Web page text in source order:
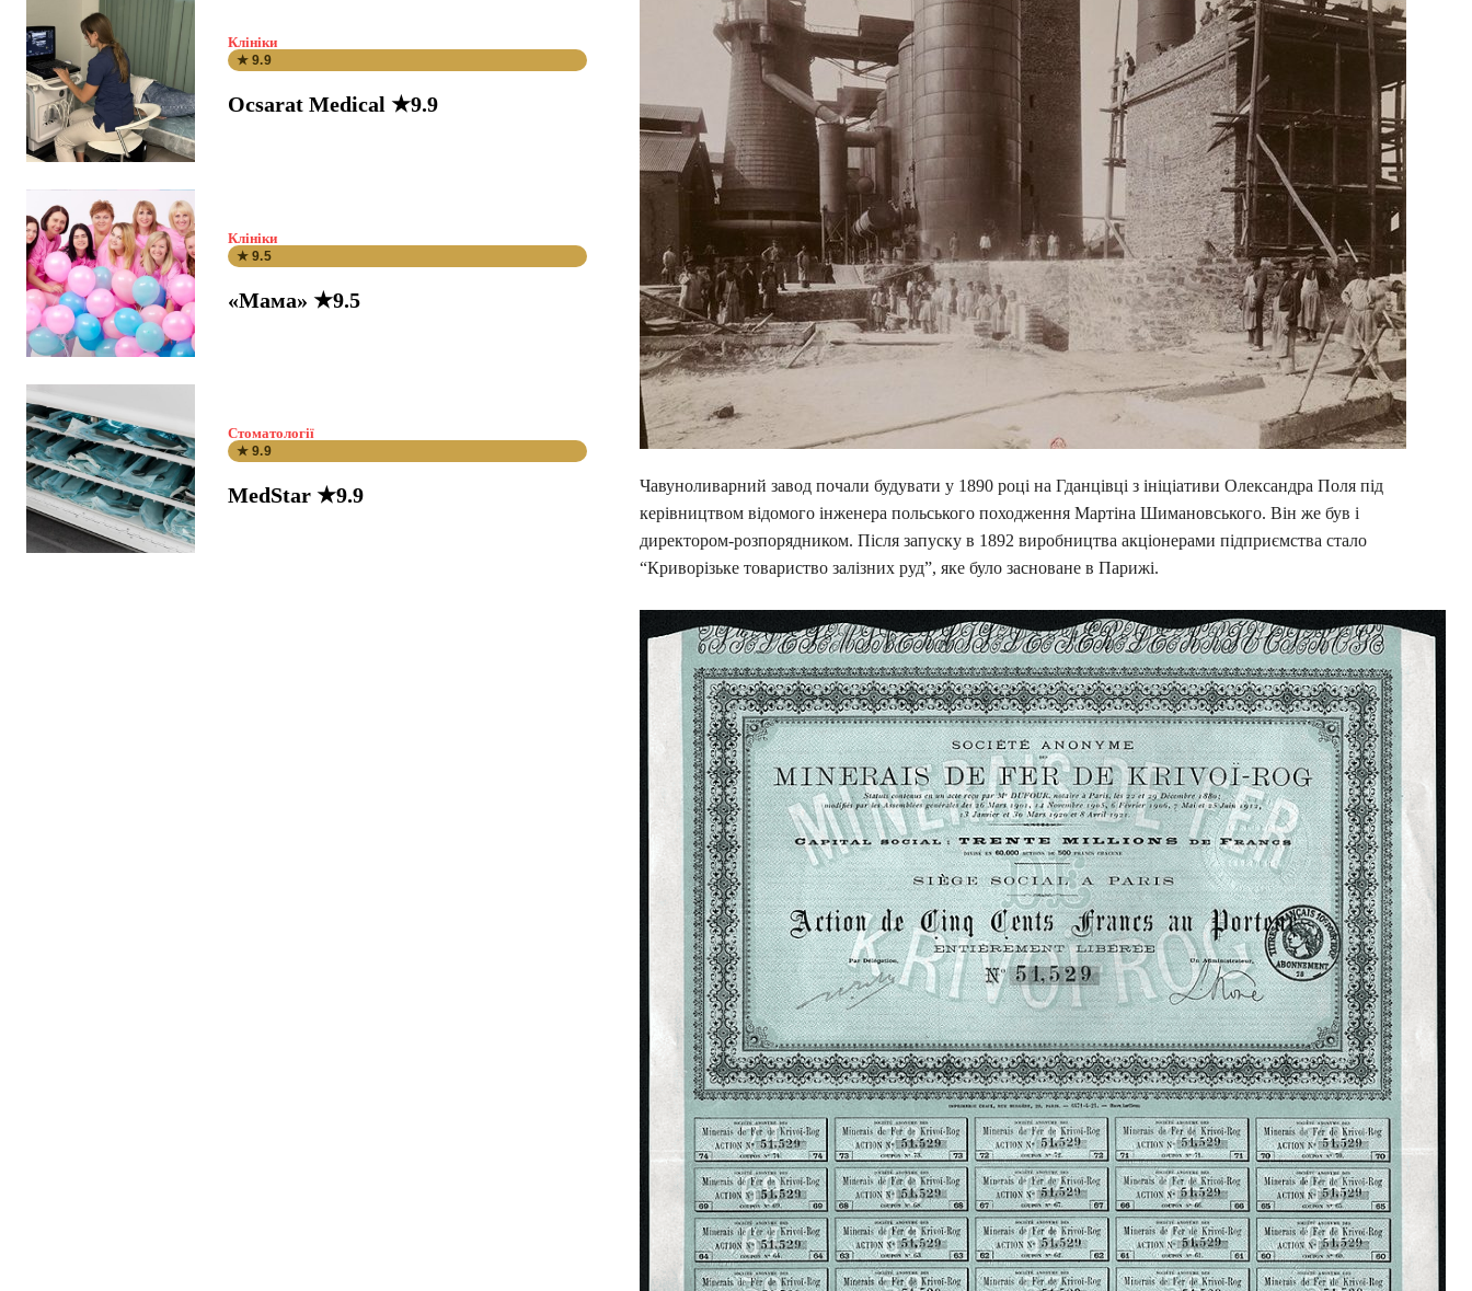
Клініки
★ 9.9
Ocsarat Medical ★9.9
Клініки
★ 9.5
«Мама» ★9.5
Стоматології
★ 9.9
MedStar ★9.9
Чавуноливарний завод почали будувати у 1890 році на Гданцівці з ініціативи Олександра Поля під
керівництвом відомого інженера польського походження Мартіна Шимановського. Він же був і
директором-розпорядником. Після запуску в 1892 виробництва акціонерами підприємства стало
“Криворізьке товариство залізних руд”, яке було засноване в Парижі.